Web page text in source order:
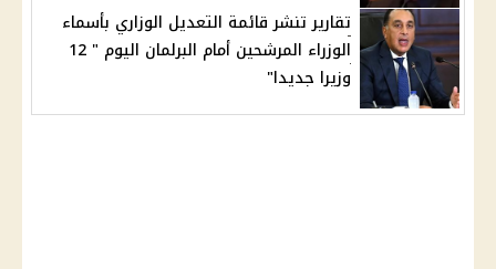
تقارير تنشر قائمة التعديل الوزاري بأسماء
الوزراء المرشحين أمام البرلمان اليوم " 12
وزيرا جديدا"